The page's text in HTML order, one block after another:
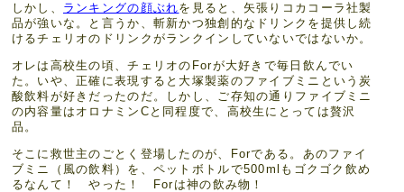
しかし、 ランキングの顔ぶれを見ると、矢張りコカコーラ社製
品が強いな。と言うか、斬新かつ独創的なドリンクを提供し続
けるチェリオのドリンクがランクインしていないではないか。
オレは高校生の頃、チェリオのForが大好きで毎日飲んでい
た。いや、正確に表現すると大塚製薬のファイブミニという炭
酸飲料が好きだったのだ。しかし、ご存知の通りファイブミニ
の内容量はオロナミンCと同程度で、高校生にとっては贅沢
品。
そこに救世主のごとく登場したのが、Forである。あのファイ
ブミニ（風の飲料）を、ペットボトルで500mlもゴクゴク飲め
るなんて！ やった！ Forは神の飲み物！